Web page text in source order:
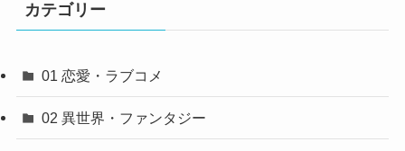
カテゴリー
01 恋愛・ラブコメ
02 異世界・ファンタジー